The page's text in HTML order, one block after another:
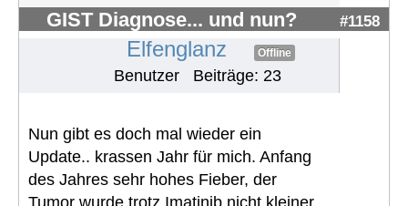
GIST Diagnose... und nun? #1158
Elfenglanz Offline
Benutzer Beiträge: 23
Nun gibt es doch mal wieder ein
Update.. krassen Jahr für mich. Anfang
des Jahres sehr hohes Fieber, der